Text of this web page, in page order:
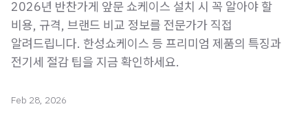
2026년 반찬가게 앞문 쇼케이스 설치 시 꼭 알아야 할
비용, 규격, 브랜드 비교 정보를 전문가가 직접
알려드립니다. 한성쇼케이스 등 프리미엄 제품의 특징과
전기세 절감 팁을 지금 확인하세요.
Feb 28, 2026